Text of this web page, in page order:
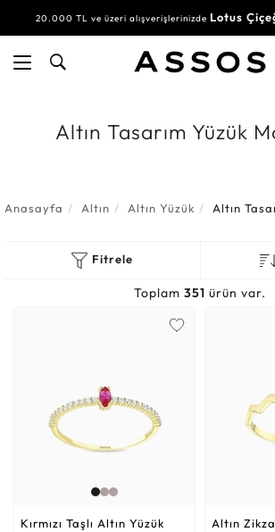
20.000 TL ve üzeri alışverişlerinizde Lotus
Altın Tasarım Yüzük
Anasayfa Altın Altın Yüzük Altın
Fitrele
Toplam 351 ürün var.
Kırmızı Taşlı Altın Yüzük Altın